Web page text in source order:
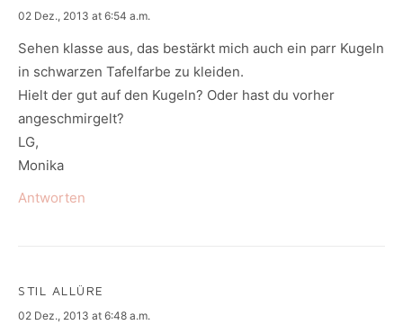
says:
02 Dez., 2013 at 6:54 a.m.
Sehen klasse aus, das bestärkt mich auch ein parr Kugeln
in schwarzen Tafelfarbe zu kleiden.
Hielt der gut auf den Kugeln? Oder hast du vorher
angeschmirgelt?
LG,
Monika
Antworten
STIL ALLÜRE
says:
02 Dez., 2013 at 6:48 a.m.